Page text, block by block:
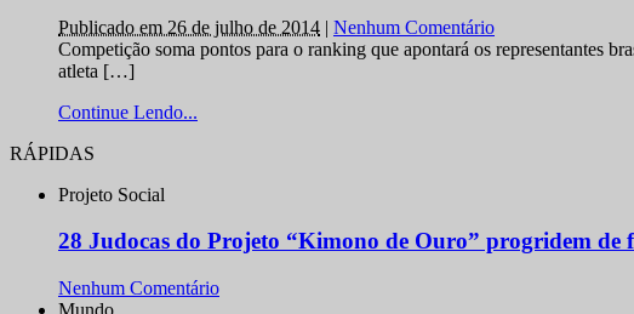
Publicado em 26 de julho de 2014 | Nenhum Comentário
Competição soma pontos para o ranking que apontará os representantes
atleta […]
Continue Lendo...
RÁPIDAS
Projeto Social
28 Judocas do Projeto “Kimono de Ouro” progridem de
Nenhum Comentário
Mundo